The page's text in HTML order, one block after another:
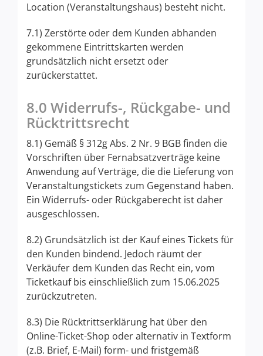
Location (Veranstaltungshaus) besteht nicht.
7.1) Zerstörte oder dem Kunden abhanden
gekommene Eintrittskarten werden
grundsätzlich nicht ersetzt oder
zurückerstattet.
8.0 Widerrufs-, Rückgabe- und
Rücktrittsrecht
8.1) Gemäß § 312g Abs. 2 Nr. 9 BGB finden die
Vorschriften über Fernabsatzverträge keine
Anwendung auf Verträge, die die Lieferung von
Veranstaltungstickets zum Gegenstand haben.
Ein Widerrufs- oder Rückgaberecht ist daher
ausgeschlossen.
8.2) Grundsätzlich ist der Kauf eines Tickets für
den Kunden bindend. Jedoch räumt der
Verkäufer dem Kunden das Recht ein, vom
Ticketkauf bis einschließlich zum 15.06.2025
zurückzutreten.
8.3) Die Rücktrittserklärung hat über den
Online-Ticket-Shop oder alternativ in Textform
(z.B. Brief, E-Mail) form- und fristgemäß